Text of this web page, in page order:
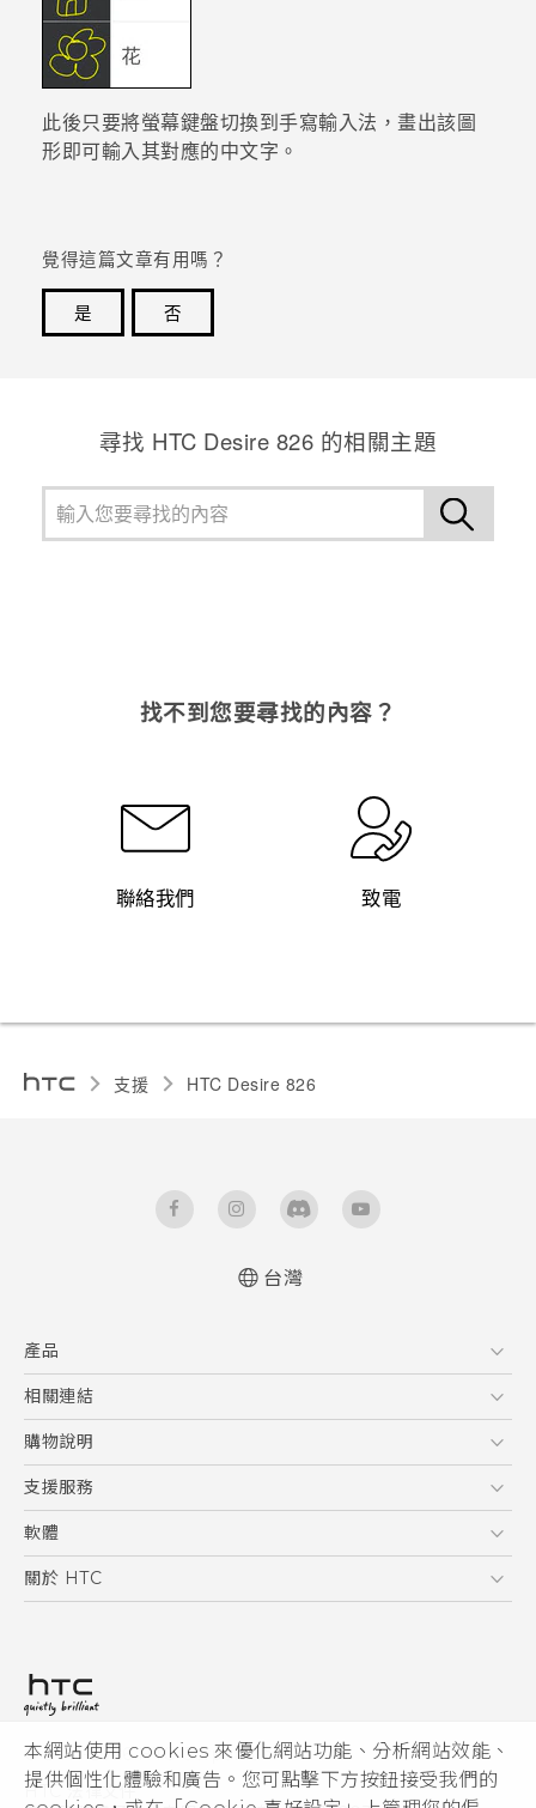
本網站使用 cookies 來優化網站功能、分析網站效能、
提供個性化體驗和廣告。您可點擊下方按鈕接受我們的
此後只要將螢幕鍵盤切換到手寫輸入法，畫出該圖
形即可輸入其對應的中文字。
覺得這篇文章有用嗎？
是
否
尋找 HTC Desire 826 的相關主題
找不到您要尋找的內容？
聯絡我們 致電
支援 HTC Desire 826‎
台灣
產品
5G
配件
相關連結
HTC Research
購物說明
購物須知
付款方式
支援服務
到府收送維修服務
客戶服務佈告欄
軟體
應用程式
HTC Sync Manager
關於 HTC
投資人
隱私權政策
© 2011-2026 HTC Corporation
HTC 法律文件